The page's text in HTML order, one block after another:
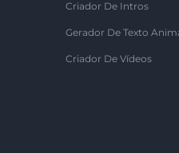
Criador De Intros
Gerador De Texto
Criador De Vídeos